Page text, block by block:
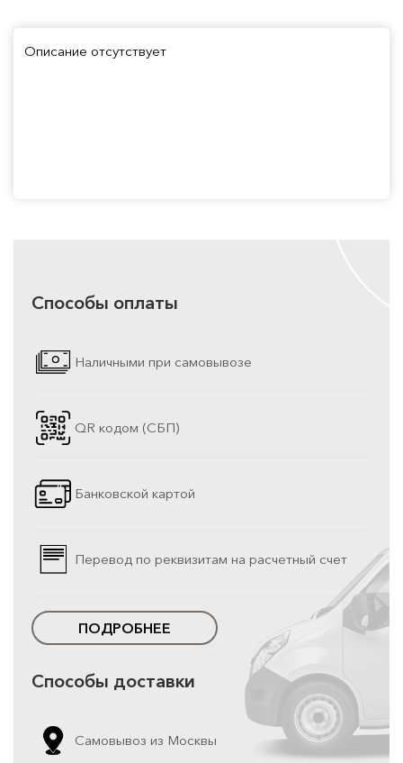
Описание отсутствует
Способы оплаты
Наличными при самовывозе
QR кодом (СБП)
Банковской картой
Перевод по реквизитам на расчетный счет
ПОДРОБНЕЕ
Способы доставки
Самовывоз из Москвы